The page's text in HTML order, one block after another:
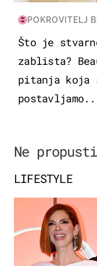
POKROVITELJ
Što je
zablista?
pitanja koja
Ne
LIFESTYLE